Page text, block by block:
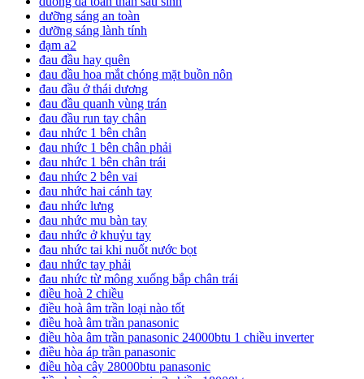
dưỡng sáng an toàn
dưỡng sáng lành tính
đạm a2
đau đầu hay quên
đau đầu hoa mắt chóng mặt buồn nôn
đau đầu ở thái dương
đau đầu quanh vùng trán
đau đầu run tay chân
đau nhức 1 bên chân
đau nhức 1 bên chân phải
đau nhức 1 bên chân trái
đau nhức 2 bên vai
đau nhức hai cánh tay
đau nhức lưng
đau nhức mu bàn tay
đau nhức ở khuỷu tay
đau nhức tai khi nuốt nước bọt
đau nhức tay phải
đau nhức từ mông xuống bắp chân trái
điều hoà 2 chiều
điều hoà âm trần loại nào tốt
điều hoà âm trần panasonic
điều hòa âm trần panasonic 24000btu 1 chiều inverter
điều hòa áp trần panasonic
điều hòa cây 28000btu panasonic